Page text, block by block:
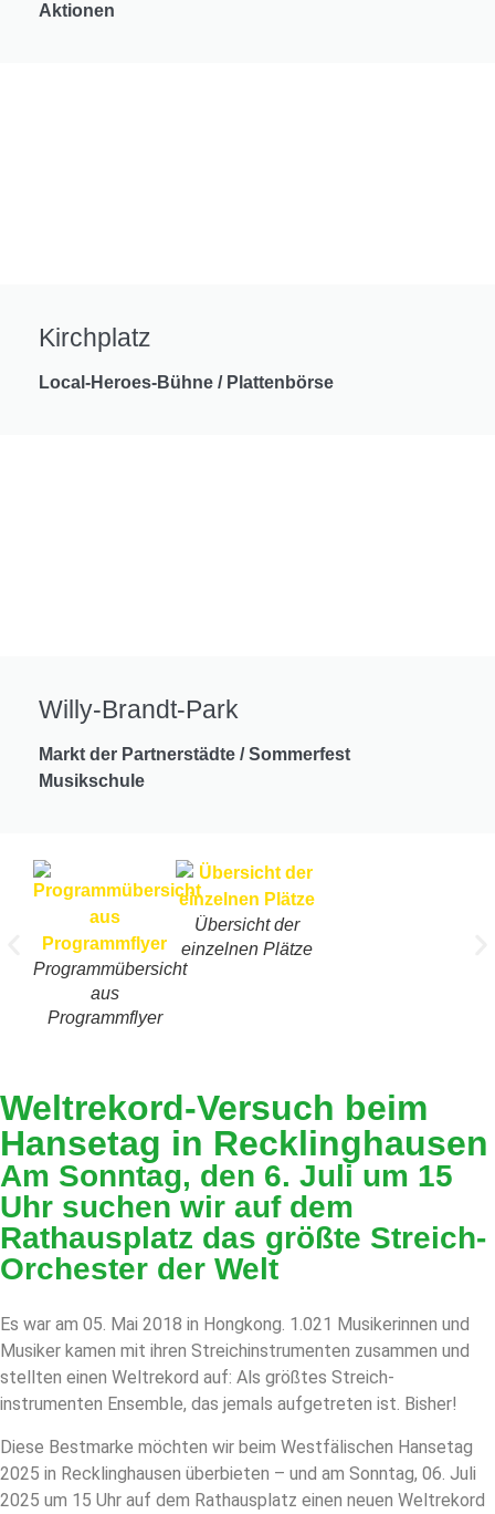
Aktionen
Kirchplatz
Local-Heroes-Bühne / Plattenbörse
Willy-Brandt-Park
Markt der Partnerstädte / Sommerfest
Musikschule
Programmübersicht
aus
Programmflyer
Übersicht der
einzelnen Plätze
Weltrekord-Versuch beim
Hansetag in Recklinghausen
Am Sonntag, den 6. Juli um 15
Uhr suchen wir auf dem
Rathausplatz das größte Streich-
Orchester der Welt
Es war am 05. Mai 2018 in Hongkong. 1.021 Musikerinnen und
Musiker kamen mit ihren Streichinstrumenten zusammen und
stellten einen Welt­rekord auf: Als größtes Streich­
instrumenten ­Ensemble, das jemals aufgetreten ist. Bisher!
Diese Bestmarke möchten wir beim Westfälischen Hansetag
2025 in Recklinghausen überbieten – und am Sonntag, 06. Juli
2025 um 15 Uhr auf dem Rathausplatz einen neuen Weltrekord